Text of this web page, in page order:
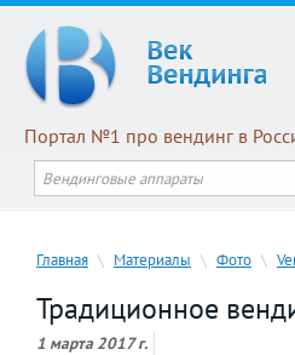
Портал №1 про вендинг в
Главная \ Материалы \ Фото \
Традиционное
1 марта 2017 г.